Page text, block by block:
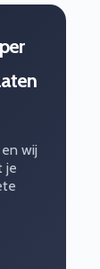
wij
je